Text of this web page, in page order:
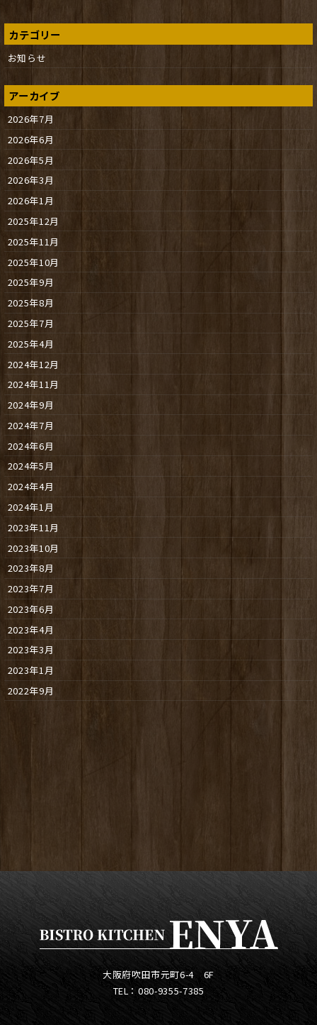
カテゴリー
お知らせ
アーカイブ
2026年7月
2026年6月
2026年5月
2026年3月
2026年1月
2025年12月
2025年11月
2025年10月
2025年9月
2025年8月
2025年7月
2025年4月
2024年12月
2024年11月
2024年9月
2024年7月
2024年6月
2024年5月
2024年4月
2024年1月
2023年11月
2023年10月
2023年8月
2023年7月
2023年6月
2023年4月
2023年3月
2023年1月
2022年9月
大阪府吹田市元町6-4 6F
TEL：080-9355-7385